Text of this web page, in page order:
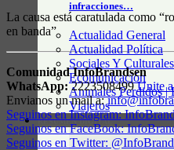
infracciones…
Actualidad General
Actualidad Política
Sociales Y Culturales
Ecomunicación
Animales Perdidos |
Viajeros
RESUMEN DIGITAL
La causa está caratulada como
en banda”
Comunidad InfoBrandsen
WhatsApp:2223508499Unite
Envianos un mail a:
Seguinos en Instagram:
Seguinos en FaceBook:
Seguinos en Twitter: